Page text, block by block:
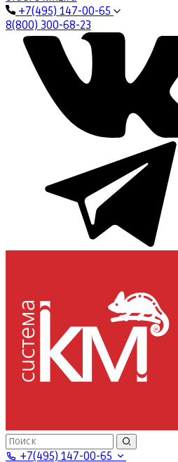
+7(495) 147-00-65
8(800) 300-68-23
+7(495) 147-00-65